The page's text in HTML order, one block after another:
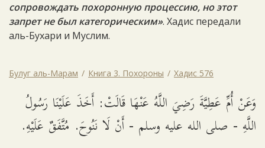
сопровождать похоронную процессию, но этот
запрет не был категорическим». Хадис передали
аль-Бухари и Муслим.
Булуг аль-Марам Книга 3. Похороны Хадис 576
وَعَنْ أُمِّ عَطِيَّةَ رَضِيَ اللَّهُ عَنْهَا قَالَتْ: أَخَذَ عَلَيْنَا رَسُولُ
اللَّهِ - صلى الله عليه وسلم - أَنْ لَا نَنُوحَ. مُتَّفَقٌ عَلَيْهِ.